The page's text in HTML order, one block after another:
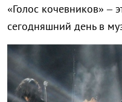
«Голос кочевников» –
сегодняшний день в